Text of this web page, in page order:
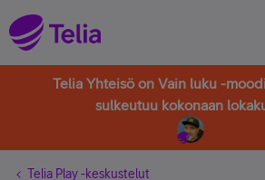
Telia Yhteisö on Vain luku -
sulkeutuu kokonaan
Telia Play -keskustelut